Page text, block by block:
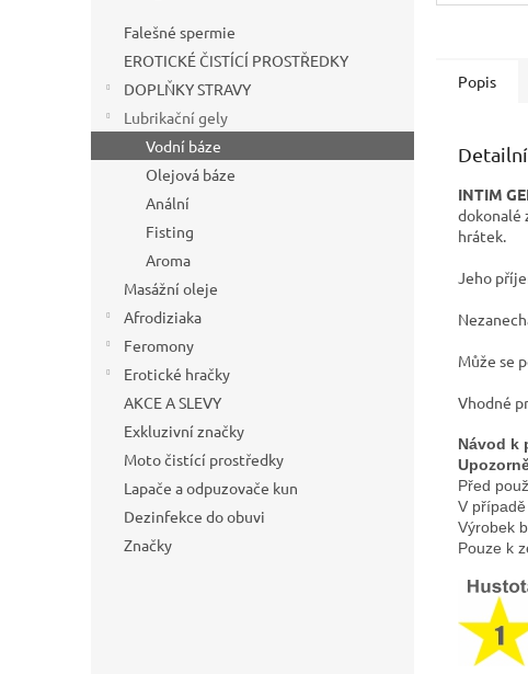
Falešné spermie
EROTICKÉ ČISTÍCÍ PROSTŘEDKY
DOPLŇKY STRAVY
Lubrikační gely
Vodní báze
Olejová báze
Anální
Fisting
Aroma
Masážní oleje
Afrodiziaka
Feromony
Erotické hračky
AKCE A SLEVY
Exkluzivní značky
Moto čistící prostředky
Lapače a odpuzovače kun
Dezinfekce do obuvi
Značky
Popis
INTIM
dokonalé
hrátek.
Jeho
Může se
Vhodné
Návod k
Před
V
Výrobek
Pouze k